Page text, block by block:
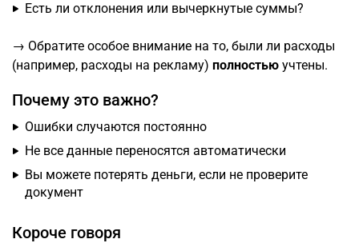
Есть ли отклонения или вычеркнутые суммы?
→ Обратите особое внимание на то, были ли расходы
(например, расходы на рекламу) полностью учтены.
Почему это важно?
Ошибки случаются постоянно
Не все данные переносятся автоматически
Вы можете потерять деньги, если не проверите
документ
Короче говоря